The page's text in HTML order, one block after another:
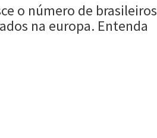
o número de brasileiros
na europa. Entenda